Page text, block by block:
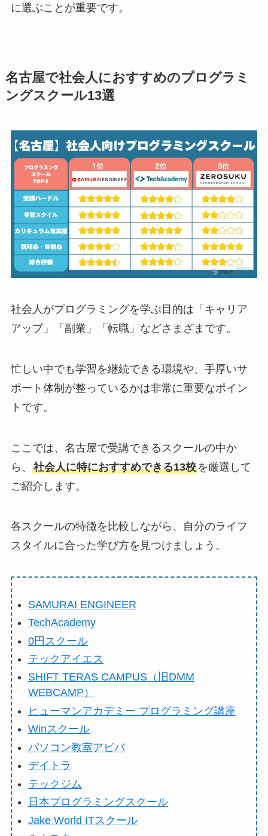
に選ぶことが重要です。
名古屋で社会人におすすめのプログラミ
ングスクール13選
社会人がプログラミングを学ぶ目的は「キャリア
アップ」「副業」「転職」などさまざまです。
忙しい中でも学習を継続できる環境や、手厚いサ
ポート体制が整っているかは非常に重要なポイン
トです。
ここでは、名古屋で受講できるスクールの中か
ら、 社会人に特におすすめできる13校を厳選して
ご紹介します。
各スクールの特徴を比較しながら、自分のライフ
スタイルに合った学び方を見つけましょう。
SAMURAI ENGINEER
TechAcademy
0円スクール
テックアイエス
SHIFT TERAS CAMPUS（旧DMM
WEBCAMP）
ヒューマンアカデミー プログラミング講座
Winスクール
パソコン教室アビバ
デイトラ
テックジム
日本プログラミングスクール
Jake World ITスクール